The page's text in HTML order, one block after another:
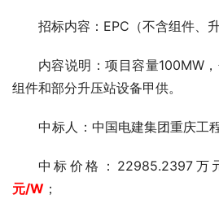
招标内容：EPC（不含组件、
内容说明：项目容量100MW
组件和部分升压站设备甲供。
中标人 ：中国电建集团重庆工
中标价格：22985.2397万
元/W ；